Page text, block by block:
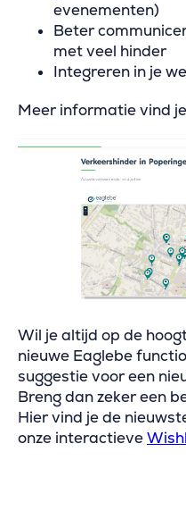
evenementen)
Beter
met veel hinder
Integreren in je
Meer informatie vind
Wil je altijd op de
nieuwe Eaglebe
suggestie voor een
Breng dan zeker een
Hier vind je de
onze interactieve